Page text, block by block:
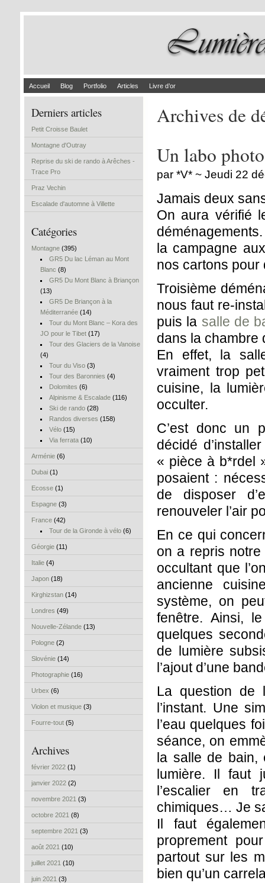
Accueil Blog Portfolio Articles Livre d’or
Derniers articles
Petit Croisse Baulet
Montagne d'Outray
Reprise du ski de rando à Arêches -
Trace Pro
Praz Vechin
Escalade d'automne à Villette
Catégories
Montagne (395)
GR5 Du lac Léman au Mont
Blanc (8)
GR5 Du Mont Blanc à Briançon
(13)
GR5 De Briançon à la
Méditerranée (14)
Tour du Mont Blanc – Kora des
JO pour le Tibet (17)
Tour des Glaciers de la Vanoise
(4)
Tour du Viso(3)
Tour des Baronnies (4)
Dolomites (6)
Alpinisme & Escalade(116)
Ski de rando(28)
Randos diverses (158)
Vélo(15)
Via ferrata(10)
Arménie (6)
Dubai (1)
Ecosse (1)
Espagne (3)
France (42)
Tour de la Gironde à vélo(6)
Géorgie (11)
Italie (4)
Japon (18)
Kirghizstan (14)
Londres (49)
Nouvelle-Zélande (13)
Pologne (2)
Slovénie (14)
Photographie (16)
Urbex (6)
Violon et musique (3)
Fourre-tout (5)
Archives
février 2022 (1)
janvier 2022 (2)
novembre 2021 (3)
octobre 2021 (8)
septembre 2021 (3)
août 2021 (10)
juillet 2021 (10)
juin 2021 (3)
Archives de
Un labo
par *V* ~ Jeudi 22
Jamais deux
On aura vérifié
la campagne
nos cartons pour
Troisième
nous faut re-
puis la salle de
dans la chambre
En effet, la
vraiment trop
cuisine, la
occulter.
C’est donc un
décidé
« pièce à b*rdel
posaient :
de disposer
renouveler l’air
En ce qui
on a repris
occultant que
ancienne
système, on
fenêtre. Ainsi,
quelques
de lumière
l’ajout d’une
La question de
l’instant. Une
l’eau quelques
séance, on
la salle de bain,
lumière. Il faut
l’escalier en
chimiques… Je
Il faut
proprement
partout sur les
bien qu’un